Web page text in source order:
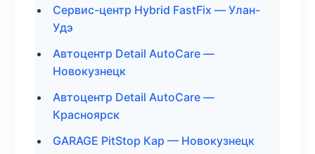
Сервис-центр Hybrid FastFix — Улан-
Удэ
Автоцентр Detail AutoCare —
Новокузнецк
Автоцентр Detail AutoCare —
Красноярск
GARAGE PitStop Кар — Новокузнецк